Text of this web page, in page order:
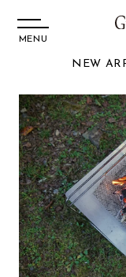
ンツに
進む
MENU
NEW